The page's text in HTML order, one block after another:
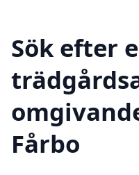
Sök efter
Fårbo